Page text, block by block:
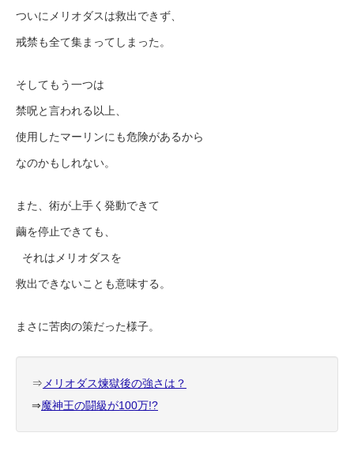
ついにメリオダスは救出できず、
戒禁も全て集まってしまった。
そしてもう一つは
禁呪と言われる以上、
使用したマーリンにも危険があるから
なのかもしれない。
また、術が上手く発動できて
繭を停止できても、
それはメリオダスを
救出できないことも意味する。
まさに苦肉の策だった様子。
⇒メリオダス煉獄後の強さは？
⇒魔神王の闘級が100万!?